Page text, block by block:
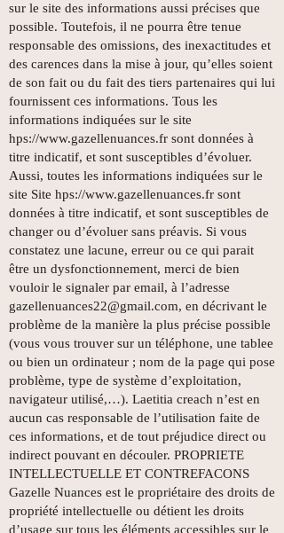
sur le site des informations aussi précises que
possible. Toutefois, il ne pourra être tenue
responsable des omissions, des inexactitudes et
des carences dans la mise à jour, qu’elles soient
de son fait ou du fait des tiers partenaires qui lui
fournissent ces informations. Tous les
informations indiquées sur le site
hps://www.gazellenuances.fr sont données à
titre indicatif, et sont susceptibles d’évoluer.
Aussi, toutes les informations indiquées sur le
site Site hps://www.gazellenuances.fr sont
données à titre indicatif, et sont susceptibles de
changer ou d’évoluer sans préavis. Si vous
constatez une lacune, erreur ou ce qui parait
être un dysfonctionnement, merci de bien
vouloir le signaler par email, à l’adresse
gazellenuances22@gmail.com, en décrivant le
problème de la manière la plus précise possible
(vous vous trouver sur un téléphone, une tablee
ou bien un ordinateur ; nom de la page qui pose
problème, type de système d’exploitation,
navigateur utilisé,…). Laetitia creach n’est en
aucun cas responsable de l’utilisation faite de
ces informations, et de tout préjudice direct ou
indirect pouvant en découler. PROPRIETE
INTELLECTUELLE ET CONTREFACONS
Gazelle Nuances est le propriétaire des droits de
propriété intellectuelle ou détient les droits
d’usage sur tous les éléments accessibles sur le